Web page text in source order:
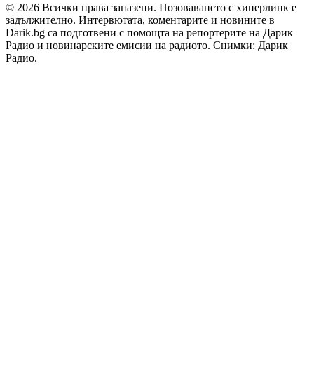
© 2026 Всички права запазени. Позоваването с хиперлинк е
задължително. Интервютата, коментарите и новините в
Darik.bg са подготвени с помощта на репортерите на Дарик
Радио и новинарските емисии на радиото. Снимки: Дарик
Радио.